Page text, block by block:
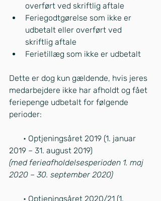
overført ved skriftlig aftale
Feriegodtgørelse som ikke er
udbetalt eller overført ved
skriftlig aftale
Ferietillæg som ikke er udbetalt
Dette er dog kun gældende, hvis jeres
medarbejdere ikke har afholdt og fået
feriepenge udbetalt for følgende
perioder:
2019 – 31. august 2019)
(med ferieafholdelsesperioden 1. maj
2020 – 30. september 2020)